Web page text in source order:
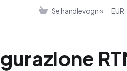
Se handlevogn » EUR